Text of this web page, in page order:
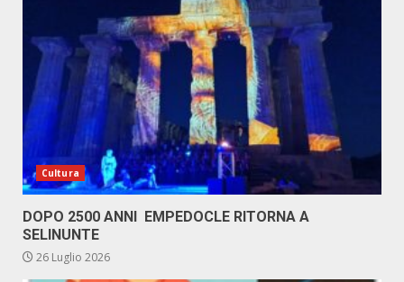
Cultura
DOPO 2500 ANNI EMPEDOCLE RITORNA A
SELINUNTE
26 Luglio 2026